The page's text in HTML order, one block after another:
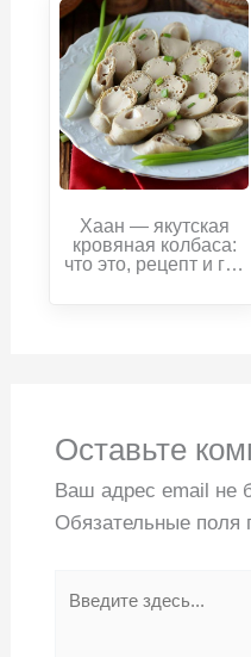
Хаан — якутская
кровяная колбаса:
что это, рецепт и где
Оставьте
Ваш адрес email не
Обязательные поля
здесь...